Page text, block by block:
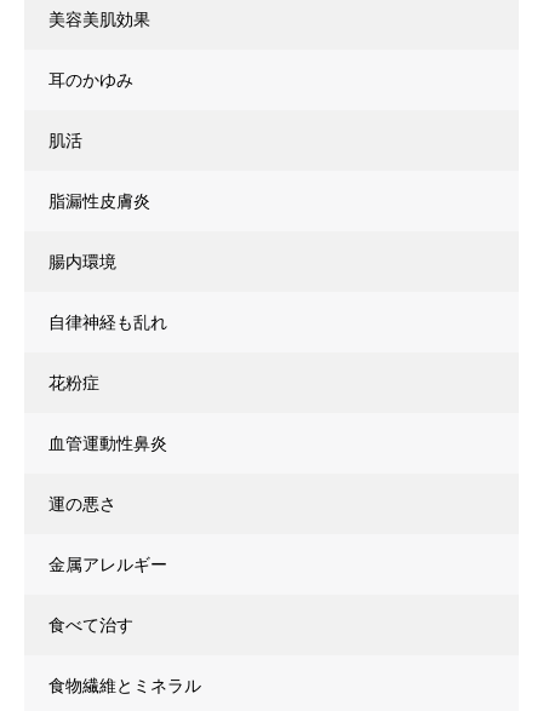
美容美肌効果
耳のかゆみ
肌活
脂漏性皮膚炎
腸内環境
自律神経も乱れ
花粉症
血管運動性鼻炎
運の悪さ
金属アレルギー
食べて治す
食物繊維とミネラル